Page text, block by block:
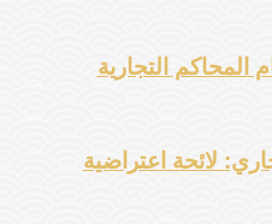
من نظام المحاكم التجارية
لائحة اعتراضية